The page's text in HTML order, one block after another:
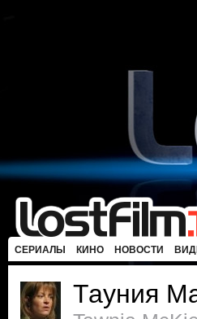
СЕРИАЛЫ КИНО НОВОСТИ
Тауния